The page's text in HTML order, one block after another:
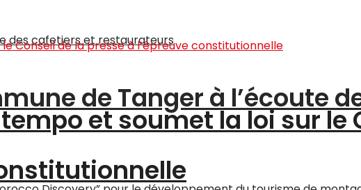
de Tanger à l’écoute
et soumet la loi sur le